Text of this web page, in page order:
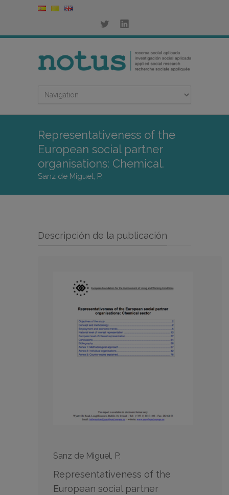
Representativeness of the
European social partner
organisations: Chemical.
Sanz de Miguel, P.
Descripción de la publicación
Sanz de Miguel, P.
Representativeness of the
European social partner